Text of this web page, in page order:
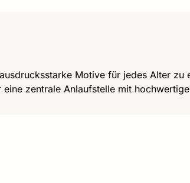
Motive für jedes Alter
zentrale Anlaufstelle mit